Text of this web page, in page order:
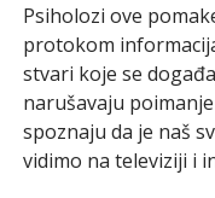
Psiholozi ove
protokom
stvari koje se
narušavaju
spoznaju da je naš
vidimo na televiziji i